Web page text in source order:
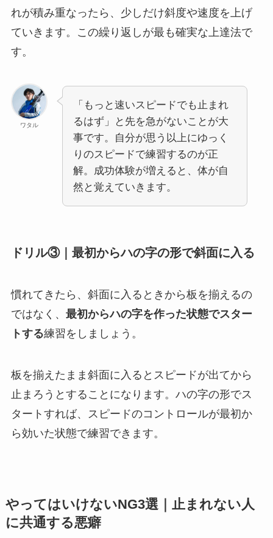
れが積み重なったら、少しだけ斜度や速度を上げ
ていきます。この繰り返しが最も確実な上達法で
す。
ワタル
「もっと速いスピードでも止まれ
るはず」と先を急がないことが大
事です。自分が思う以上にゆっく
りのスピードで練習するのが正
解。成功体験が増えると、体が自
然と覚えていきます。
ドリル③｜最初からハの字の形で斜面に入る
慣れてきたら、斜面に入るときから板を揃えるの
ではなく、 最初からハの字を作った状態でスター
トする練習をしましょう。
板を揃えたまま斜面に入るとスピードが出てから
止まろうとすることになります。ハの字の形でス
タートすれば、スピードのコントロールが最初か
ら効いた状態で練習できます。
やってはいけないNG3選｜止まれない人
に共通する悪癖